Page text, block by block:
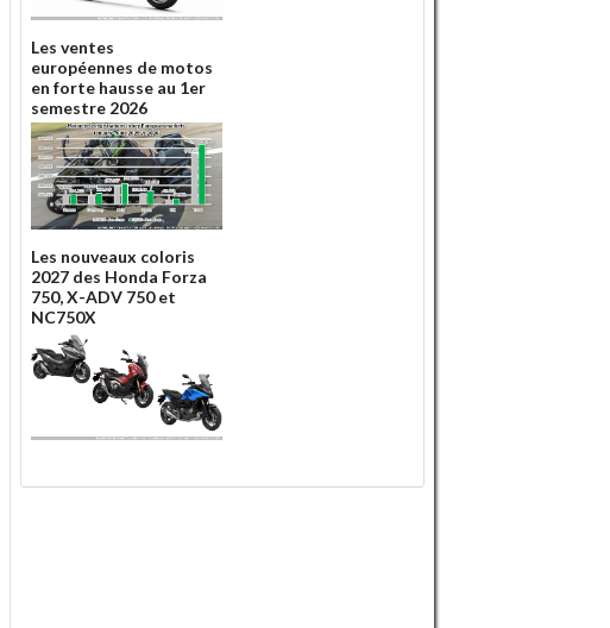
Les ventes
européennes de motos
en forte hausse au 1er
semestre 2026
Les nouveaux coloris
2027 des Honda Forza
750, X-ADV 750 et
NC750X